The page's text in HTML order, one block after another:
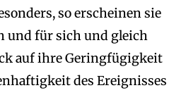
so erscheinen sie
und für sich und gleich
auf ihre Geringfügigkeit
des Ereignisses